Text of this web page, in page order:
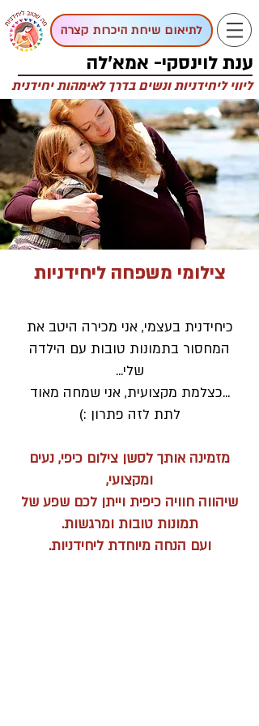
ענת לוינסקי- אמא'לה
ליווי ליחידניות ונשים בדרך לאימהות יחידנית
לתיאום שיחת היכרות קצרה
צילומי משפחה ליחידניות
כיחידנית בעצמי, אני מכירה היטב את
המחסור בתמונות טובות עם הילדה
שלי...
...כצלמת מקצועית, אני שמחה מאוד
לתת לזה פתרון :)
מזמינה אותך לסשן צילום כיפי, נעים
ומקצועי,
שיהווה חוויה כיפית וייתן לכם שפע של
תמונות טובות ומרגשות.
ועם הנחה מיוחדת ליחידניות.